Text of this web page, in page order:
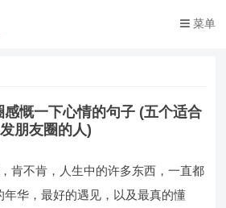
菜单
慨一下心情的句子 (五个适合
发朋友圈的人)
肯不肯，人生中的许多东西，一直都
年华，最好的遇见，以及最真的懂